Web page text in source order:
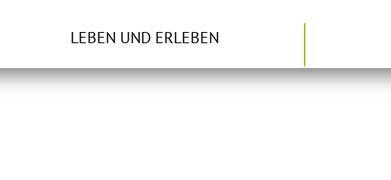
LEBEN UND ERLEBEN